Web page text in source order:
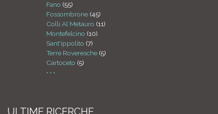
Fano (55)
Fossombrone (45)
Colli Al Metauro (11)
Montefelcino (10)
Sant'ippolito (7)
Terre Roveresche (5)
Cartoceto (5)
• • •
ULTIME RICERCHE